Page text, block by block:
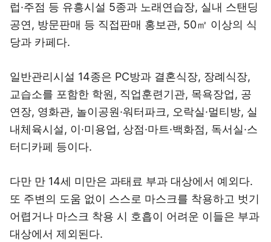
럽·주점 등 유흥시설 5종과 노래연습장, 실내 스탠딩
공연, 방문판매 등 직접판매 홍보관, 50㎡ 이상의 식
당과 카페다.
일반관리시설 14종은 PC방과 결혼식장, 장례식장,
교습소를 포함한 학원, 직업훈련기관, 목욕장업, 공
연장, 영화관, 놀이공원·워터파크, 오락실·멀티방, 실
내체육시설, 이·미용업, 상점·마트·백화점, 독서실·스
터디카페 등이다.
다만 만 14세 미만은 과태료 부과 대상에서 예외다.
또 주변의 도움 없이 스스로 마스크를 착용하고 벗기
어렵거나 마스크 착용 시 호흡이 어려운 이들은 부과
대상에서 제외된다.